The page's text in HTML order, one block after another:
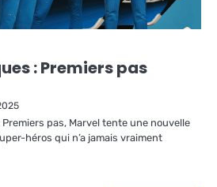
: Premiers pas
pas, Marvel tente une nouvelle
héros qui n’a jamais vraiment